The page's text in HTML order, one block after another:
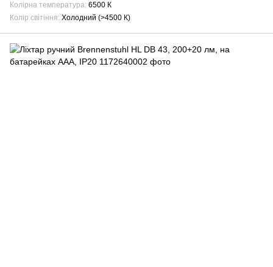
Колірна температура 6500 К
Колір світіння Холодний (>4500 К)